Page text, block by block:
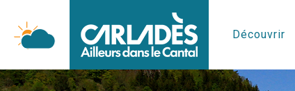
Découvrir